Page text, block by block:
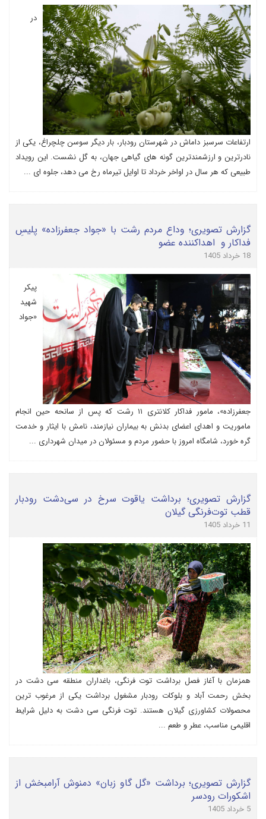
در
ارتفاعات سرسبز داماش در شهرستان رودبار، بار دیگر سوسن چلچراغ، یکی از
نادرترین و ارزشمندترین گونه های گیاهی جهان، به گل نشست. این رویداد
طبیعی که هر سال در اواخر خرداد تا اوایل تیرماه رخ می دهد، جلوه ای ...
گزارش تصویری؛ وداع مردم رشت با «جواد جعفرزاده» پلیسِ
فداکار و اهداکننده عضو
18 خرداد 1405
پیکر
شهید
«جواد
جعفرزاده»، مامور فداکار کلانتری ۱۱ رشت که پس از سانحه حین انجام
ماموریت و اهدای اعضای بدنش به بیماران نیازمند، نامش با ایثار و خدمت
گره خورد، شامگاه امروز با حضور مردم و مسئولان در میدان شهرداری ...
گزارش تصویری؛ برداشت یاقوت سرخ در سی‌دشت رودبار
قطب توت‌فرنگی گیلان
11 خرداد 1405
همزمان با آغاز فصل برداشت توت فرنگی، باغداران منطقه سی دشت در
بخش رحمت آباد و بلوکات رودبار مشغول برداشت یکی از مرغوب ترین
محصولات کشاورزی گیلان هستند. توت فرنگی سی دشت به دلیل شرایط
اقلیمی مناسب، عطر و طعم ...
گزارش تصویری؛ برداشت «گل گاو زبان» دمنوش آرامبخش از
اشکورات رودسر
5 خرداد 1405